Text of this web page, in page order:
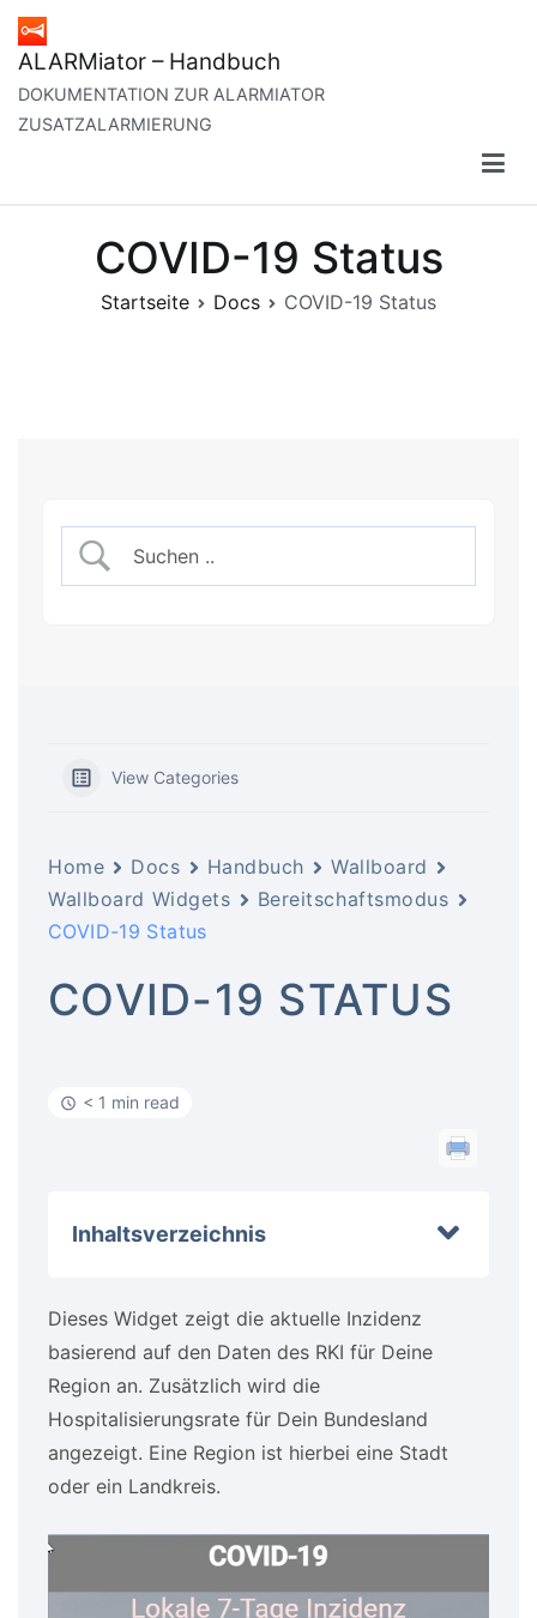
Zum
Inhalt
springen
ALARMiator – Handbuch
DOKUMENTATION ZUR ALARMIATOR
ZUSATZALARMIERUNG
COVID-19 Status
Startseite Docs COVID-19 Status
View Categories
Home Docs Handbuch
Wallboard
Wallboard Widgets
Bereitschaftsmodus
COVID-19 Status
COVID-19 STATUS
< 1 min read
Inhaltsverzeichnis
Dieses Widget zeigt die aktuelle Inzidenz
basierend auf den Daten des RKI für Deine
Region an. Zusätzlich wird die
Hospitalisierungsrate für Dein Bundesland
angezeigt. Eine Region ist hierbei eine Stadt
oder ein Landkreis.